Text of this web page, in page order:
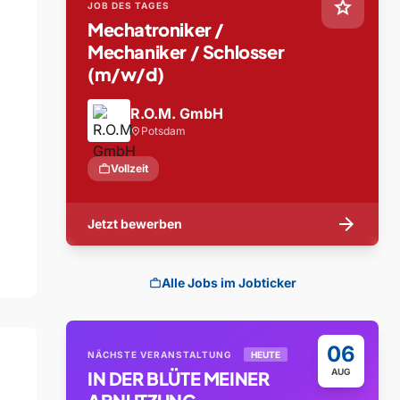
star
JOB DES TAGES
Mechatroniker /
Mechaniker / Schlosser
(m/w/d)
R.O.M. GmbH
location_on Potsdam
workVollzeit
Jetzt bewerben arrow_forward
workAlle Jobs im Jobticker
06
AUG
NÄCHSTE VERANSTALTUNG HEUTE
IN DER BLÜTE MEINER